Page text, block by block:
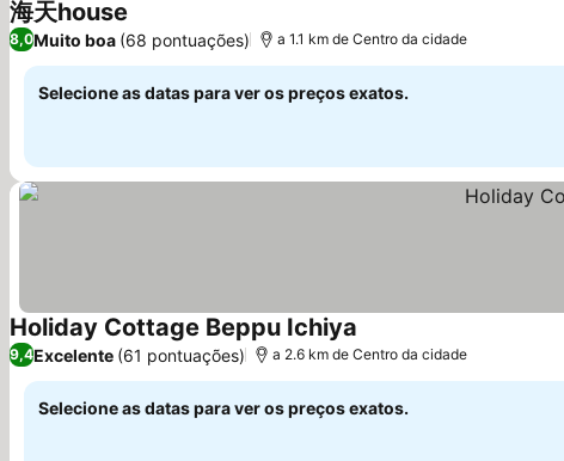
海天house
8,0Muito boa (68 pontuações) a 1.1 km de Centro da cidade
Selecione as datas para ver os preços exatos.
Holiday Cottage Beppu Ichiya
9,4Excelente (61 pontuações) a 2.6 km de Centro da cidade
Selecione as datas para ver os preços exatos.